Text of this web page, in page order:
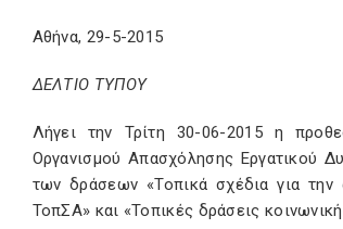
Αθήνα, 29-5-2015
ΔΕΛΤΙΟ ΤΥΠΟΥ
Λήγει την Τρίτη 30-06-2015 η
Οργανισμού Απασχόλησης Εργατικού
των δράσεων «Τοπικά σχέδια για
ΤοπΣΑ» και «Τοπικές δράσεις